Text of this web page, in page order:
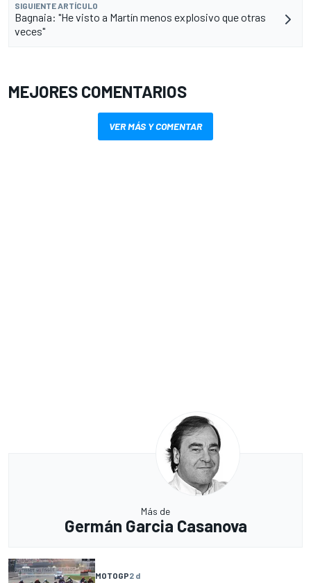
SIGUIENTE ARTÍCULO
Bagnaia: "He visto a Martín menos explosivo que otras
veces"
MEJORES COMENTARIOS
VER MÁS Y COMENTAR
Más de
Germán Garcia Casanova
MOTOGP2 d